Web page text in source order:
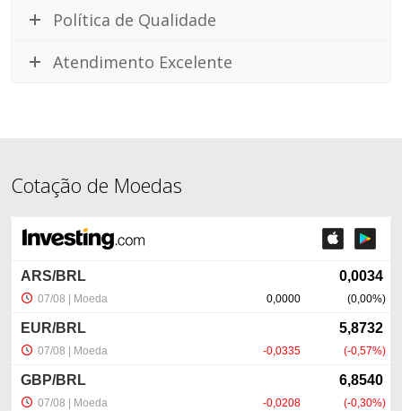
Política de Qualidade
Atendimento Excelente
Cotação de Moedas